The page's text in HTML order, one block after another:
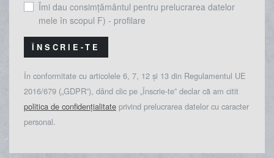
Îmi dau consimțământul pentru prelucrarea datelor
mele în scopul F) - profilare
ÎNSCRIE-TE
În conformitate cu articolele 6, 7, 12 și 13 din Regulamentul UE
2016/679 („GDPR”), dând clic pe „Înscrie-te” declar că am citit
politica de confidențialitate privind prelucrarea datelor cu caracter
personal.